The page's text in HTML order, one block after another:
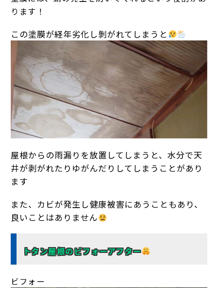
ります！
この塗膜が経年劣化し剝がれてしまうと
屋根からの雨漏りを放置してしまうと、水分で天
井が剥がれたりゆがんだりしてしまうことがあり
ます
また、カビが発生し健康被害にあうこともあり、
良いことはありません
トタン屋根のビフォーアフター
ビフォー